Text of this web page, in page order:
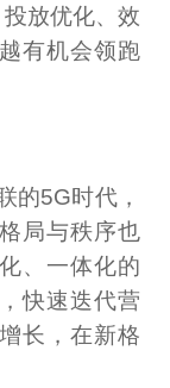
放优化、效
有机会领跑
的5G时代，
局与秩序也
、一体化的
快速迭代营
长，在新格